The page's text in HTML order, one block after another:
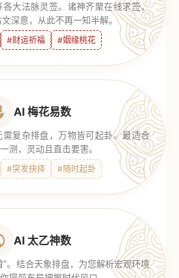
大法脉灵签。诸神齐聚在线求签，
深意，从此不再一知半解。
#财运祈福 #姻缘桃花
AI 梅花易数
复杂排盘，万物皆可起卦。最适合
测，灵动且直击要害。
#突发抉择 #随时起卦
AI 太乙神数
。结合天象排盘，为您解析宏观环境